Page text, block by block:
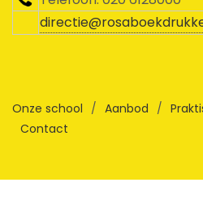
Onze school / Aanbod /
Contact